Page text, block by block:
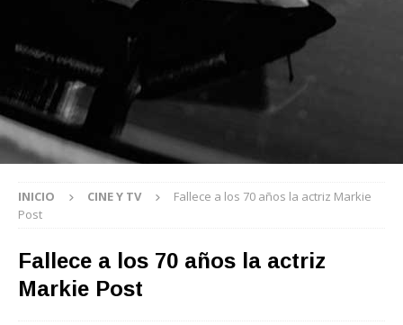
INICIO CINE Y TV
Fallece a los 70 años la actriz Markie
Post
Fallece a los 70 años la actriz
Markie Post